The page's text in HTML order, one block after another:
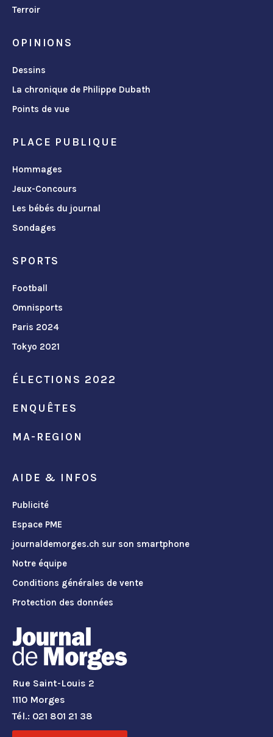
Terroir
OPINIONS
Dessins
La chronique de Philippe Dubath
Points de vue
PLACE PUBLIQUE
Hommages
Jeux-Concours
Les bébés du journal
Sondages
SPORTS
Football
Omnisports
Paris 2024
Tokyo 2021
ÉLECTIONS 2022
ENQUÊTES
MA-REGION
AIDE & INFOS
Publicité
Espace PME
journaldemorges.ch sur son smartphone
Notre équipe
Conditions générales de vente
Protection des données
Rue Saint-Louis 2
1110 Morges
Tél.: 021 801 21 38